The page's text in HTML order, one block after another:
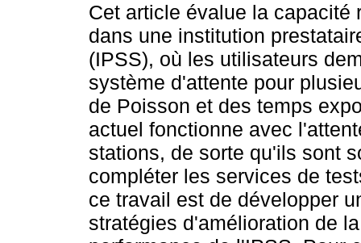
Cet article évalue la
dans une institution
(IPSS), où les utilisateurs
système d'attente pour
de Poisson et des temps
actuel fonctionne avec
stations, de sorte qu'ils sont
compléter les services de
ce travail est de développer
stratégies d'amélioration de